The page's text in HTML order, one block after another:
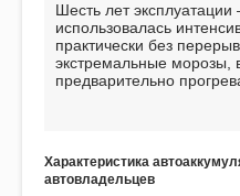
Шесть лет
использовалась
практически без
экстремальные морозы,
предварительно
использования не было
EFB 75. Судя по
превосходит
Характеристика
автовладельцев